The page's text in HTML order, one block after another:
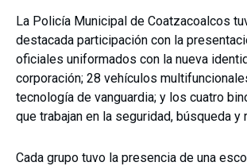
La Policía Municipal de Coatzacoalcos
destacada participación con la
oficiales uniformados con la nueva
corporación; 28 vehículos
tecnología de vanguardia; y los cuatro
que trabajan en la seguridad, búsqueda y
Cada grupo tuvo la presencia de una